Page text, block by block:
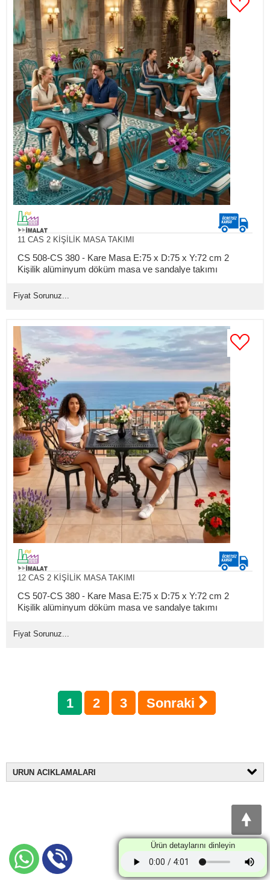
11 CAS 2 KİŞİLİK MASA TAKIMI
CS 508-CS 380 - Kare Masa E:75 x D:75 x Y:72 cm 2
Kişilik alüminyum döküm masa ve sandalye takımı
Fiyat Sorunuz...
12 CAS 2 KİŞİLİK MASA TAKIMI
CS 507-CS 380 - Kare Masa E:75 x D:75 x Y:72 cm 2
Kişilik alüminyum döküm masa ve sandalye takımı
Fiyat Sorunuz...
1 2 3 Sonraki
URUN ACIKLAMALARI
Ürün detaylarını dinleyin